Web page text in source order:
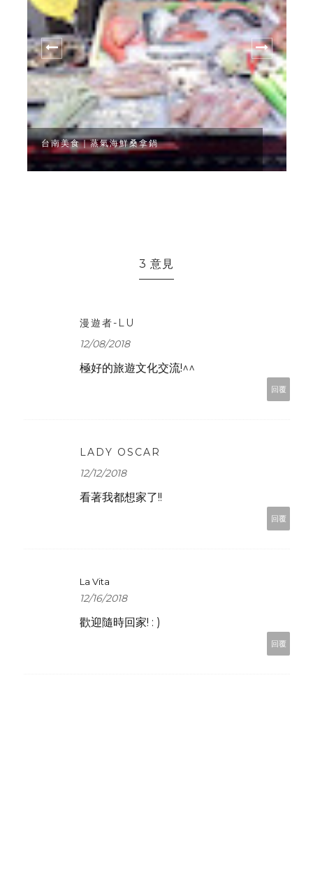
台南美食｜蒸氣海鮮桑拿鍋
3 意見
漫遊者-LU
12/08/2018
極好的旅遊文化交流!^^
回覆
LADY OSCAR
12/12/2018
看著我都想家了!!
回覆
La Vita
12/16/2018
歡迎隨時回家! : )
回覆